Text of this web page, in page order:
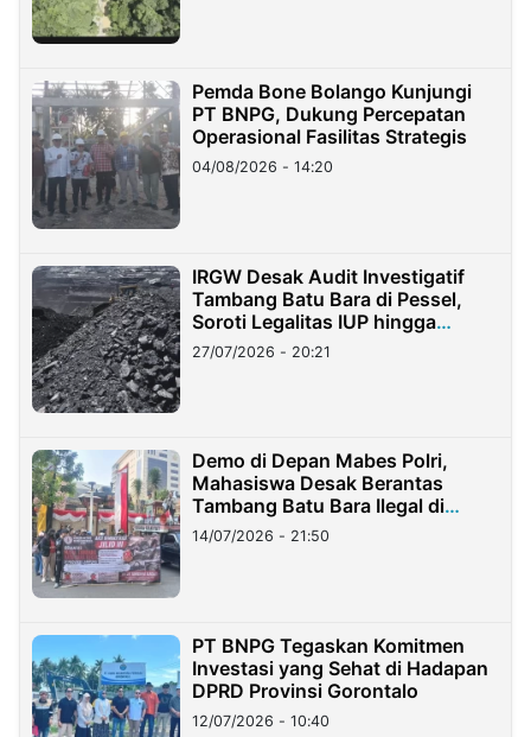
Pemda Bone Bolango Kunjungi
PT BNPG, Dukung Percepatan
Operasional Fasilitas Strategis
04/08/2026 - 14:20
IRGW Desak Audit Investigatif
Tambang Batu Bara di Pessel,
Soroti Legalitas IUP hingga
Stockpile
27/07/2026 - 20:21
Demo di Depan Mabes Polri,
Mahasiswa Desak Berantas
Tambang Batu Bara Ilegal di
Lampung
14/07/2026 - 21:50
PT BNPG Tegaskan Komitmen
Investasi yang Sehat di Hadapan
DPRD Provinsi Gorontalo
12/07/2026 - 10:40